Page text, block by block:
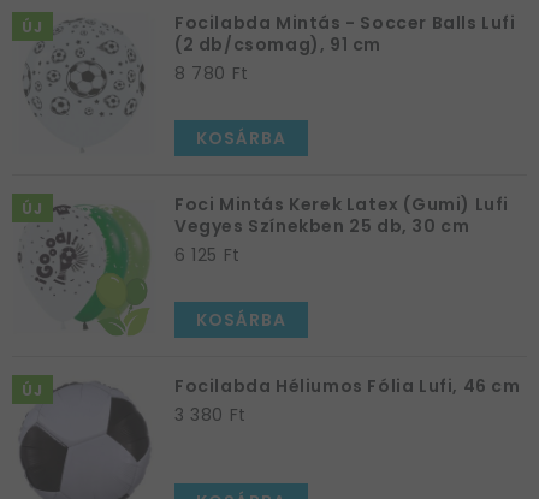
válogass hát kedvedre, legyen minden fekete-fehér,
gömbölyű vagy trófea formájú, de azért figyelj a
különböző cuccok harmóniájára. Ezután kezdődhet is a
fergeteges foci party!
ÚJ
Focilabda Mintás - Soccer Balls Lufi
(2 db/csomag), 91 cm
8 780 Ft
KOSÁRBA
ÚJ
Foci Mintás Kerek Latex (Gumi) Lufi
Vegyes Színekben 25 db, 30 cm
6 125 Ft
KOSÁRBA
ÚJ
Focilabda Héliumos Fólia Lufi, 46 cm
3 380 Ft